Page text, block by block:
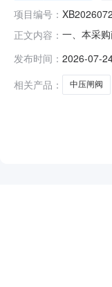
项目编号：
正文内容： 一、本采
压球阀6.0
发布时间： 2026-07-
相关产品：
中压闸阀